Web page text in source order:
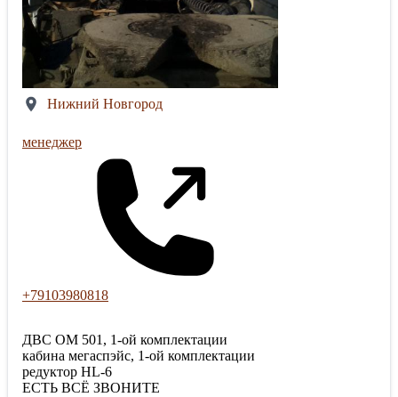
Нижний Новгород
менеджер
+79103980818
ДВС ОМ 501, 1-ой комплектации
кабина мегаспэйс, 1-ой комплектации
редуктор HL-6
ЕСТЬ ВСЁ ЗВОНИТЕ